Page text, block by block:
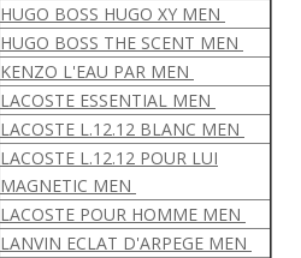
HUGO BOSS HUGO XY MEN
HUGO BOSS THE SCENT MEN
KENZO L'EAU PAR MEN
LACOSTE ESSENTIAL MEN
LACOSTE L.12.12 BLANC MEN
LACOSTE L.12.12 POUR LUI
MAGNETIC MEN
LACOSTE POUR HOMME MEN
LANVIN ECLAT D'ARPEGE MEN